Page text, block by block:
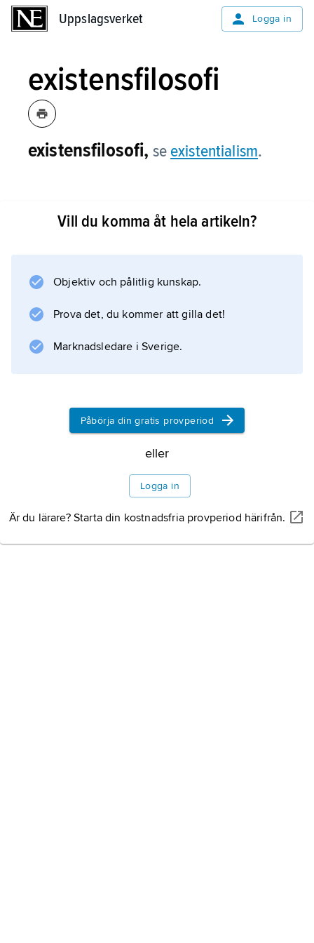
Uppslagsverket Logga in
existensfilosofi
existensfilosofi, se existentialism.
Vill du komma åt hela artikeln?
Objektiv och pålitlig kunskap.
Prova det, du kommer att gilla det!
Marknadsledare i Sverige.
Påbörja din gratis provperiod
eller
Logga in
Är du lärare? Starta din kostnadsfria provperiod härifrån.